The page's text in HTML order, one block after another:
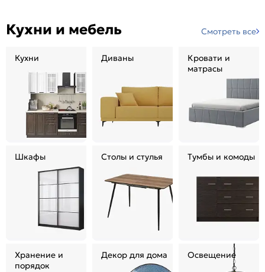
Кухни и мебель Смотреть все
Кухни Диваны
Кровати и
матрасы
Шкафы Столы и стулья Тумбы и комоды
Хранение и
порядок
Декор для дома Освещение